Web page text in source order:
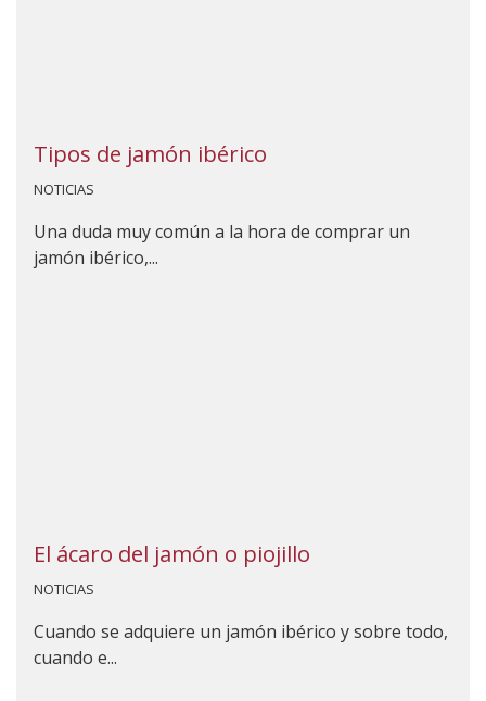
Tipos de jamón ibérico
NOTICIAS
Una duda muy común a la hora de comprar un
jamón ibérico,...
El ácaro del jamón o piojillo
NOTICIAS
Cuando se adquiere un jamón ibérico y sobre todo,
cuando e...